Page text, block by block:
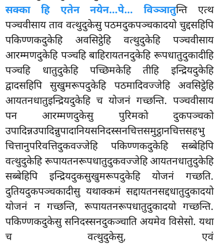
सक्का हि एतेन नयेन…पे… विञ्ञातुन्ति एत्थ
पञ्चवीसाय ताव वत्थुदुकेसु पठमदुकपञ्चकादयो चुद्दसहिपि
पकिण्णकदुकेहि अवसिट्ठेहि वत्थुदुकेहि पञ्चवीसाय
आरम्मणदुकेहि पञ्चहि बाहिरायतनदुकेहि रूपधातुदुकादीहि
पञ्चहि धातुदुकेहि पच्छिमकेहि तीहि इन्द्रियदुकेहि
द्वादसहिपि सुखुमरूपदुकेहि पठमादिवज्जेहि अवसिट्ठेहि
आयतनधातुइन्द्रियदुकेहि च योजनं गच्छन्ति. पञ्चवीसाय
पन आरम्मणदुकेसु पुरिमको दुकपञ्चको
उपादिन्नउपादिन्नुपादानियसनिदस्सनचित्तसमुट्ठानचित्तसहभु
चित्तानुपरिवत्तिदुकवज्जेहि पकिण्णकदुकेहि सब्बेहिपि
वत्थुदुकेहि रूपायतनरूपधातुदुकवज्जेहि आयतनधातुदुकेहि
सब्बेहिपि इन्द्रियदुकसुखुमरूपदुकेहि योजनं गच्छति.
दुतियदुकपञ्चकादीसु यथाक्कमं सद्दायतनसद्दधातुदुकादयो
योजनं न गच्छन्ति, रूपायतनरूपधातुदुकादयो गच्छन्ति.
पकिण्णकदुकेसु सनिदस्सनदुकञ्चाति अयमेव विसेसो. यथा
च वत्थुदुकेसु, एवं